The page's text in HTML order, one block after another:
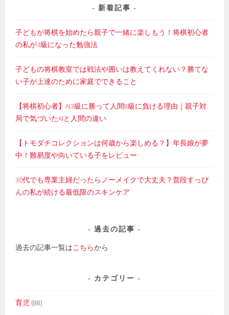
ョ
ン
新着記事
子どもが将棋を始めたら親子で一緒に楽しもう！将棋初心者
の私が3級になった勉強法
子どもの将棋教室では戦法や囲いは教えてくれない？勝てな
い子が上達のために家庭でできること
【将棋初心者】AI3級に勝って人間8級に負ける理由｜親子対
局で気づいたAIと人間の違い
【トモダチコレクションは何歳から楽しめる？】年長娘が夢
中！難易度や向いている子をレビュー
30代でも専業主婦だったらノーメイクで大丈夫？普段すっぴ
んの私が続ける最低限のスキンケア
過去の記事
過去の記事一覧はこちらから
カテゴリー
育児 (88)